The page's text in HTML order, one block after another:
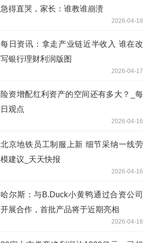
急得直哭，家长：谁教谁崩溃
2026-04-18
每日资讯：拿走产业链近半收入 谁在改
写银行理财利润版图
2026-04-17
险资增配红利资产的空间还有多大？_每
日观点
2026-04-16
北京地铁员工制服上新 细节采纳一线劳
模建议_天天快报
2026-04-16
哈尔斯：与B.Duck小黄鸭通过合资公司
开展合作，首批产品将于近期亮相
2026-04-16